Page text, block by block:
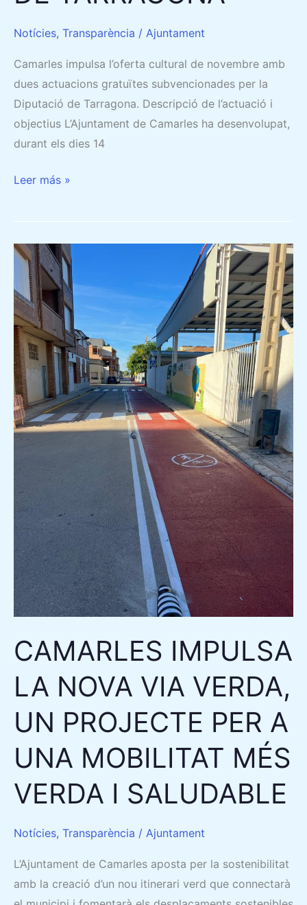
Notícies, Transparència / Ajuntament
Camarles impulsa l’oferta cultural de novembre amb
dues actuacions gratuïtes subvencionades per la
Diputació de Tarragona. Descripció de l’actuació i
objectius L’Ajuntament de Camarles ha desenvolupat,
durant els dies 14
Leer más »
CAMARLES IMPULSA
LA NOVA VIA VERDA,
UN PROJECTE PER A
UNA MOBILITAT MÉS
VERDA I SALUDABLE
Notícies, Transparència / Ajuntament
L’Ajuntament de Camarles aposta per la sostenibilitat
amb la creació d’un nou itinerari verd que connectarà
CAMARLES
IMPULSA
LA
NOVA
VIA
VERDA,
UN
PROJECTE
PER
A
MOBILITAT
MÉS
VERDA
I
SALUDABLE